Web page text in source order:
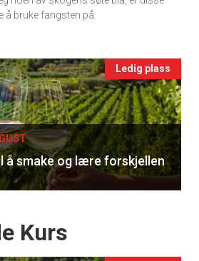
×
nyhetsbrev fra
Apéritif
ukentlige nyhetsbrev. Du
hvilke du ønsker å få
Registrer deg
å bruke fangsten på.
Ledig plass
å smake og lære forskjellen
Kurs